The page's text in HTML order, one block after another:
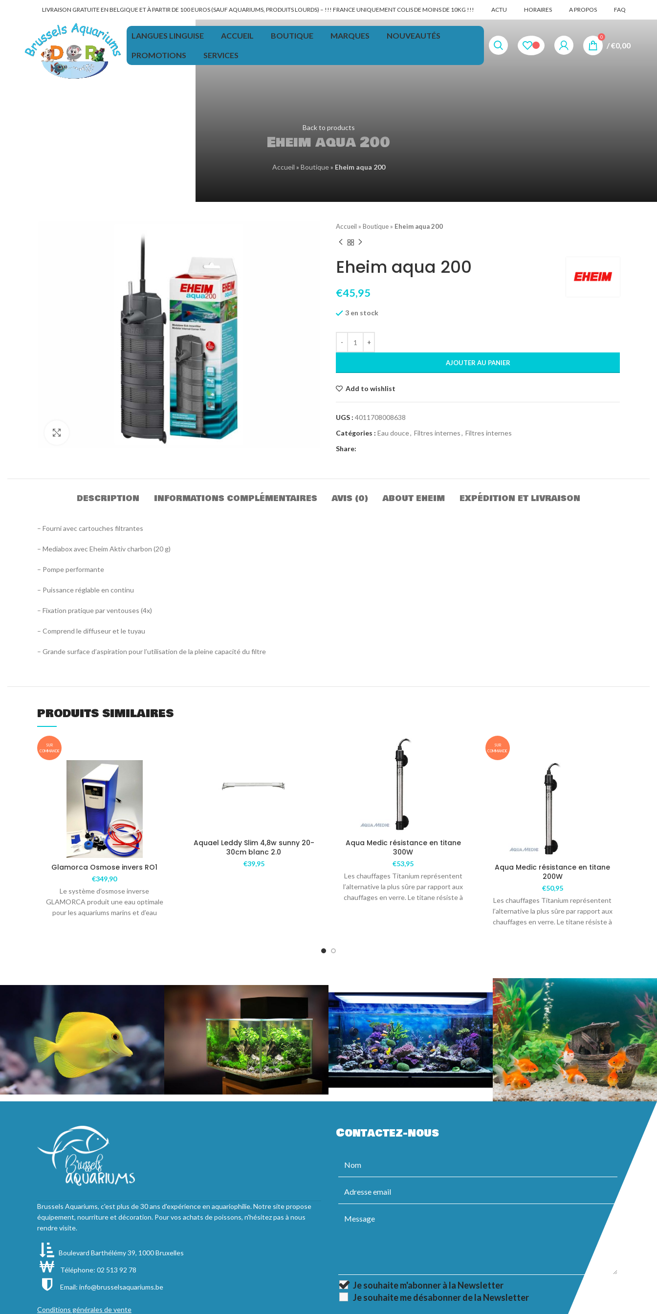
LIVRAISON GRATUITE EN BELGIQUE ET À PARTIR DE 100 EUROS (SAUF AQUARIUMS, PRODUITS LOURDS) – !!! FRANCE UNIQUEMENT COLIS DE MOINS DE 10KG !!! ACTU HORAIRES A PROPOS FAQ
LANGUES LINGUISE ACCUEIL BOUTIQUE MARQUES NOUVEAUTÉS
PROMOTIONS SERVICES
0
/€0,00
Back to products
Eheim aqua 200
Accueil » Boutique» Eheim aqua 200
Accueil » Boutique » Eheim aqua 200
Eheim aqua 200
€45,95
3 en stock
AJOUTER AU PANIER
Add to wishlist
UGS : 4011708008638
Catégories : Eau douce, Filtres internes, Filtres internes
Share:
DESCRIPTION INFORMATIONS COMPLÉMENTAIRES AVIS (0) ABOUT EHEIM EXPÉDITION ET LIVRAISON
– Fourni avec cartouches filtrantes
– Mediabox avec Eheim Aktiv charbon (20 g)
– Pompe performante
– Puissance réglable en continu
– Fixation pratique par ventouses (4x)
– Comprend le diffuseur et le tuyau
– Grande surface d’aspiration pour l’utilisation de la pleine capacité du filtre
PRODUITS SIMILAIRES
SUR
COMMANDE
Glamorca Osmose invers RO1
€349,90
Le système d’osmose inverse
GLAMORCA produit une eau optimale
pour les aquariums marins et d’eau
Aquael Leddy Slim 4,8w sunny 20-
30cm blanc 2.0
€39,95
Aqua Medic résistance en titane
300W
€53,95
Les chauffages Titanium représentent
l’alternative la plus sûre par rapport aux
chauffages en verre. Le titane résiste à
SUR
COMMANDE
Aqua Medic résistance en titane
200W
€50,95
Les chauffages Titanium représentent
l’alternative la plus sûre par rapport aux
chauffages en verre. Le titane résiste à
Brussels Aquariums, c'est plus de 30 ans d'expérience en aquariophilie. Notre site propose
équipement, nourriture et décoration. Pour vos achats de poissons, n'hésitez pas à nous
rendre visite.
Boulevard Barthélémy 39, 1000 Bruxelles
Téléphone: 02 513 92 78
Email: info@brusselsaquariums.be
Conditions générales de vente
Contactez-nous
Je souhaite m'abonner à la Newsletter
Je souhaite me désabonner de la Newsletter